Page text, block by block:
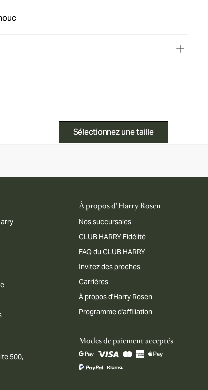
Sélectionnez une taille
À propos d'Harry Rosen
Nos succursales
CLUB HARRY Fidélité
FAQ du CLUB HARRY
Invitez des proches
Carrières
À propos d'Harry Rosen
Programme d'affiliation
500,
Modes de paiement acceptés